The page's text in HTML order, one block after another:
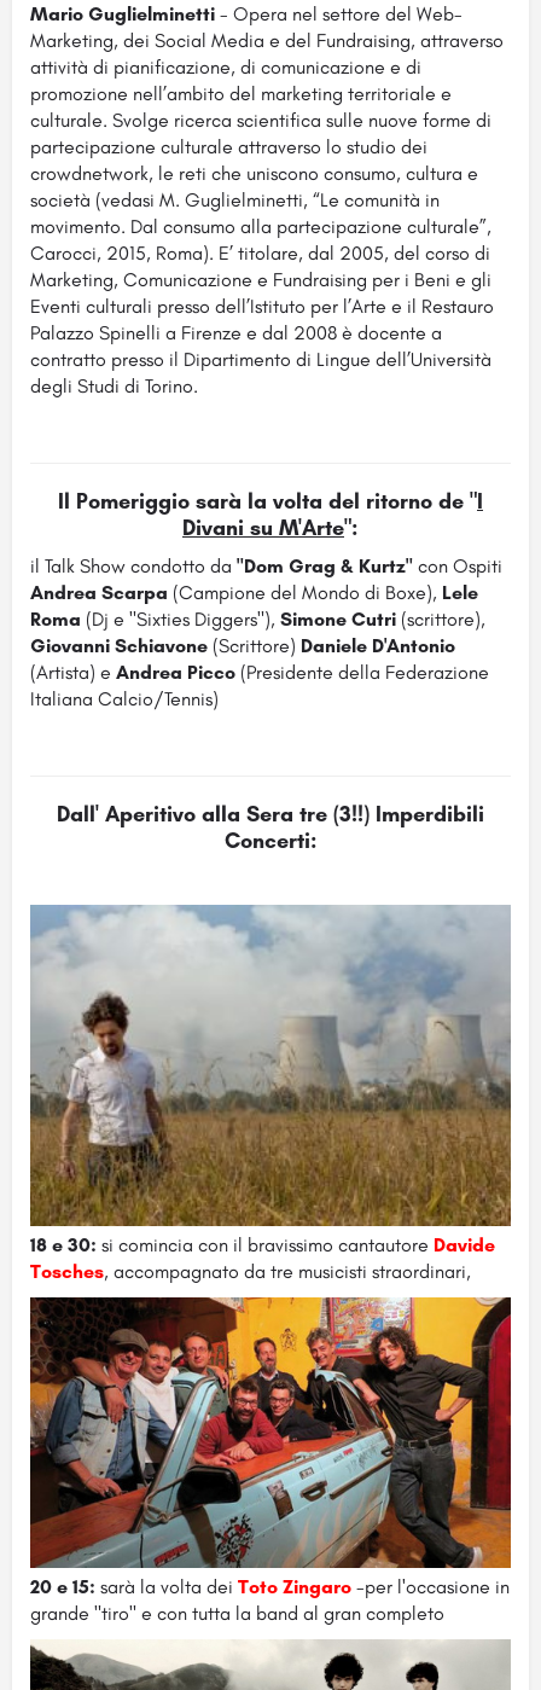
Mario Guglielminetti - Opera nel settore del Web-
Marketing, dei Social Media e del Fundraising, attraverso
attività di pianificazione, di comunicazione e di
promozione nell’ambito del marketing territoriale e
culturale. Svolge ricerca scientifica sulle nuove forme di
partecipazione culturale attraverso lo studio dei
crowdnetwork, le reti che uniscono consumo, cultura e
società (vedasi M. Guglielminetti, “Le comunità in
movimento. Dal consumo alla partecipazione culturale”,
Carocci, 2015, Roma). E’ titolare, dal 2005, del corso di
Marketing, Comunicazione e Fundraising per i Beni e gli
Eventi culturali presso dell’Istituto per l’Arte e il Restauro
Palazzo Spinelli a Firenze e dal 2008 è docente a
contratto presso il Dipartimento di Lingue dell’Università
degli Studi di Torino.
Il Pomeriggio sarà la volta del ritorno de "I
Divani su M'Arte":
il Talk Show condotto da "Dom Grag & Kurtz" con Ospiti
Andrea Scarpa (Campione del Mondo di Boxe), Lele
Roma (Dj e "Sixties Diggers"), Simone Cutri (scrittore),
Giovanni Schiavone (Scrittore) Daniele D'Antonio
(Artista) e Andrea Picco (Presidente della Federazione
Italiana Calcio/Tennis)
Dall' Aperitivo alla Sera tre (3!!) Imperdibili
Concerti:
18 e 30: si comincia con il bravissimo cantautore Davide
Tosches, accompagnato da tre musicisti straordinari,
20 e 15: sarà la volta dei Toto Zingaro -per l'occasione in
grande "tiro" e con tutta la band al gran completo